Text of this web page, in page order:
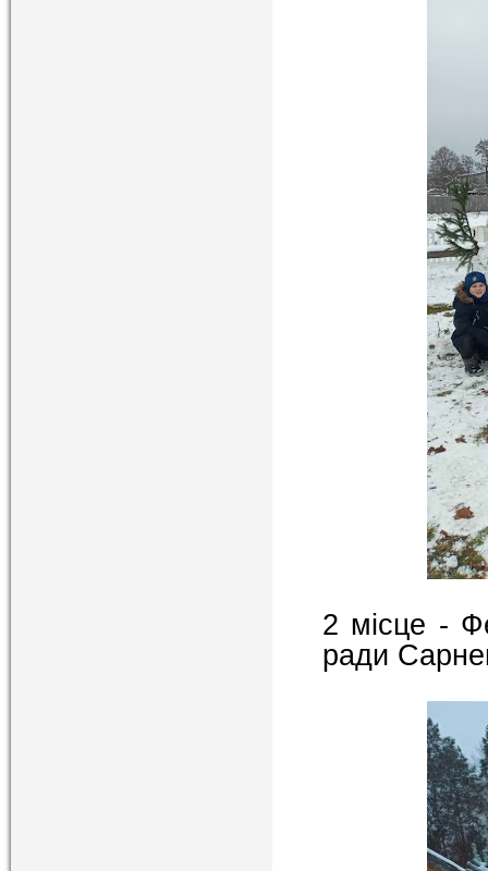
2 місце -
ради